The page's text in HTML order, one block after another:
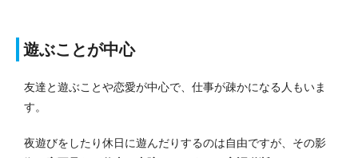
遊ぶことが中心
友達と遊ぶことや恋愛が中心で、仕事が疎かになる人もいま
す。
夜遊びをしたり休日に遊んだりするのは自由ですが、その影